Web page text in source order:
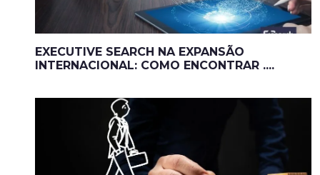
EXECUTIVE SEARCH NA EXPANSÃO
INTERNACIONAL: COMO ENCONTRAR ....